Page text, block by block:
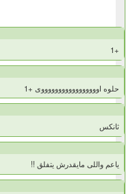
+1
حلوه اوووووووووووووووووى +1
ثانكس
ياعم واللى مايقدرش يتفلق !!